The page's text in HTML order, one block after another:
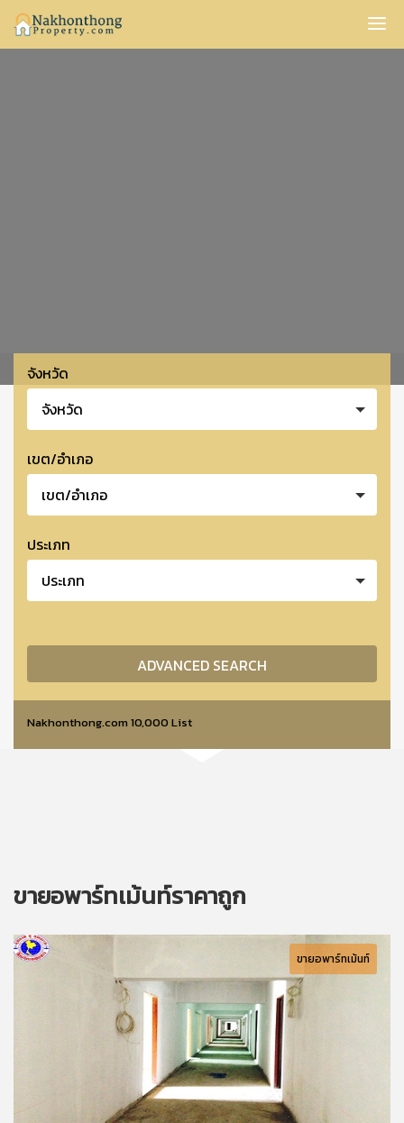
Nakhonthong
จังหวัด
จังหวัด
เขต/อำเภอ
เขต/อำเภอ
ประเภท
ประเภท
ADVANCED SEARCH
Nakhonthong.com 10,000 List
ขายอพาร์ทเม้นท์ราคาถูก
ขายอพาร์ทเม้นท์